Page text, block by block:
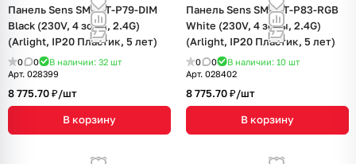
Панель Sens SMART-P79-DIM
Black (230V, 4 зоны, 2.4G)
(Arlight, IP20 Пластик, 5 лет)
0 0 В наличии: 32 шт
Арт. 028399
8 775.70 ₽/шт
В корзину
Панель Sens SMART-P83-RGB
White (230V, 4 зоны, 2.4G)
(Arlight, IP20 Пластик, 5 лет)
0 0 В наличии: 10 шт
Арт. 028402
8 775.70 ₽/шт
В корзину